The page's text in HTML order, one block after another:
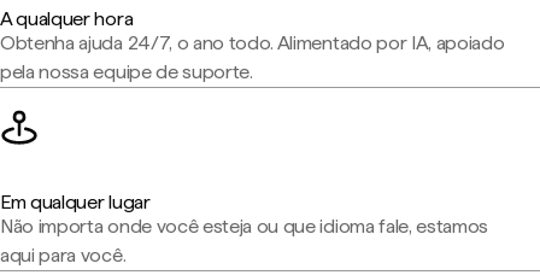
A qualquer hora
Obtenha ajuda 24/7, o ano todo. Alimentado por IA, apoiado
pela nossa equipe de suporte.
Em qualquer lugar
Não importa onde você esteja ou que idioma fale, estamos
aqui para você.